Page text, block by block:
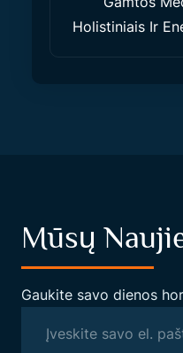
Holistiniais Ir
Mūsų
Gaukite savo dienos